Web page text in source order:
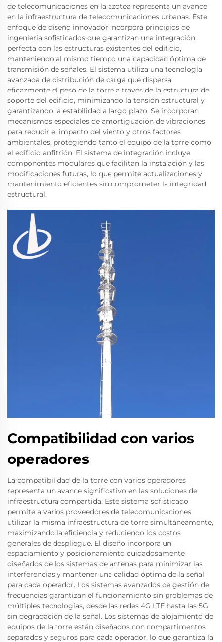
de telecomunicaciones en la azotea representa un avance
en la infraestructura de telecomunicaciones urbanas. Este
enfoque de diseño innovador incorpora principios de
ingeniería sofisticados que garantizan una integración
perfecta con las estructuras existentes del edificio,
manteniendo al mismo tiempo una capacidad óptima de
transmisión de señales. El sistema utiliza una tecnología
avanzada de distribución de carga que dispersa
eficazmente el peso de la torre a través de la estructura de
soporte del edificio, minimizando la tensión estructural y
garantizando la estabilidad a largo plazo. Se incorporan
mecanismos especiales de amortiguación de vibraciones
para reducir el impacto del viento y otros factores
ambientales, protegiendo tanto el equipo de la torre como
el edificio anfitrión. El sistema de integración incluye
componentes modulares que facilitan la instalación y las
modificaciones futuras, lo que permite actualizaciones y
mantenimiento eficientes sin comprometer la integridad
estructural.
Compatibilidad con varios
operadores
La compatibilidad de la torre con varios operadores
representa un avance significativo en las soluciones de
infraestructura compartida. Este sistema sofisticado
permite a varios proveedores de telecomunicaciones
utilizar la misma infraestructura de torre simultáneamente,
maximizando la eficiencia y reduciendo los costos
generales de despliegue. El diseño incorpora un
espaciamiento y posicionamiento cuidadosamente
diseñados de los sistemas de antenas para minimizar las
interferencias y mantener una calidad óptima de la señal
para cada operador. Los sistemas avanzados de gestión de
frecuencias garantizan el funcionamiento sin problemas de
múltiples tecnologías, desde las redes 4G LTE hasta las 5G,
sin degradación de la señal. Los sistemas de alojamiento de
equipos de la torre están diseñados con compartimentos
separados y seguros para cada operador, lo que garantiza la